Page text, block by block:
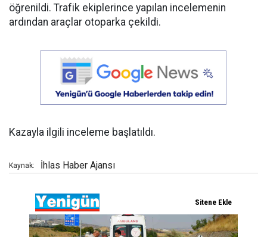
öğrenildi. Trafik ekiplerince yapılan incelemenin
ardından araçlar otoparka çekildi.
Kazayla ilgili inceleme başlatıldı.
Kaynak: İhlas Haber Ajansı